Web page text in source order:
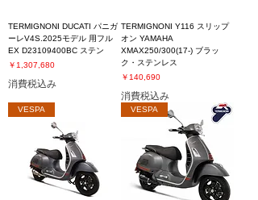
TERMIGNONI DUCATI パニガ
ーレV4S.2025モデル 用フル
EX D23109400BC ステン
価格
￥1,307,680
消費税込み
TERMIGNONI Y116 スリップ
オン YAMAHA
XMAX250/300(17-) ブラッ
ク・ステンレス
価格
￥140,690
消費税込み
VESPA VESPA